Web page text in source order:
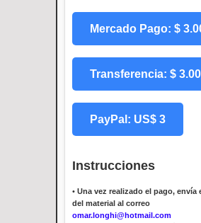
Mercado Pago: $
Transferencia: $
PayPal: US$ 3
Instrucciones
• Una vez realizado el pago, envía
del material al correo
omar.longhi@hotmail.com